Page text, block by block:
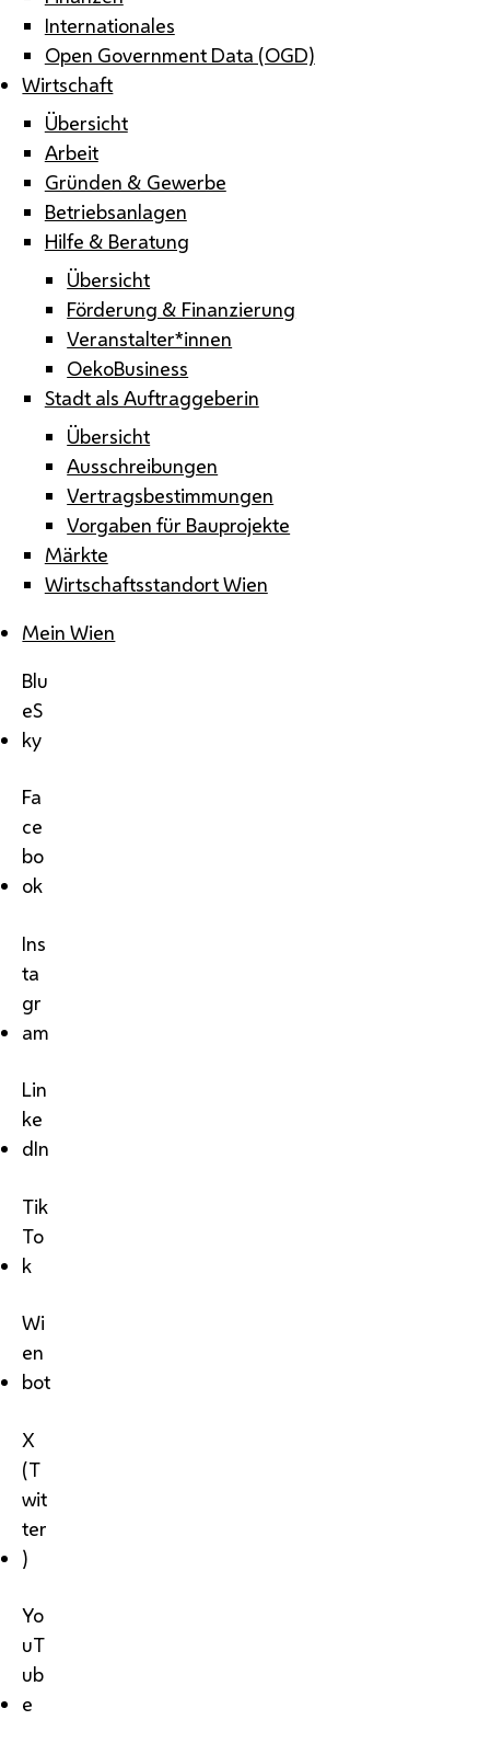
Internationales
Open Government Data (OGD)
Wirtschaft
Übersicht
Arbeit
Gründen & Gewerbe
Betriebsanlagen
Hilfe & Beratung
Übersicht
Förderung & Finanzierung
Veranstalter*innen
OekoBusiness
Stadt als Auftraggeberin
Übersicht
Ausschreibungen
Vertragsbestimmungen
Vorgaben für Bauprojekte
Märkte
Wirtschaftsstandort Wien
Mein Wien
Blu
eS
ky
Fa
ce
bo
ok
Ins
ta
gr
am
Lin
ke
dIn
Tik
To
k
Wi
en
bot
X
(T
wit
ter
)
Yo
uT
ub
e